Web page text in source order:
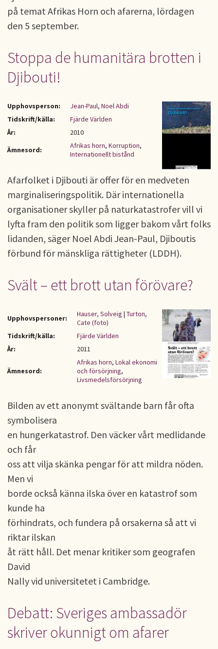
på temat Afrikas Horn och afarerna, lördagen
den 5 september.
Stoppa de humanitära brotten i
Djibouti!
Upphovsperson:
Jean-Paul, Noel Abdi
Tidskrift/källa:
Fjärde Världen
År:
2010
Ämnesord:
Afrikas horn, Korruption,
Internationellt bistånd
Afarfolket i Djibouti är offer för en medveten
marginaliseringspolitik. Där internationella
organisationer skyller på naturkatastrofer vill vi
lyfta fram den politik som ligger bakom vårt folks
lidanden, säger Noel Abdi Jean-Paul, Djiboutis
förbund för mänskliga rättigheter (LDDH).
Svält – ett brott utan förövare?
Upphovspersoner: Hauser, Solveig | Turton,
Cate (foto)
Tidskrift/källa:
Fjärde Världen
År:
2011
Ämnesord:
Afrikas horn, Lokal ekonomi
och försörjning,
Livsmedelsförsörjning
Bilden av ett anonymt svältande barn får ofta
symbolisera
en hungerkatastrof. Den väcker vårt medlidande
och får
oss att vilja skänka pengar för att mildra nöden.
Men vi
borde också känna ilska över en katastrof som
kunde ha
förhindrats, och fundera på orsakerna så att vi
riktar ilskan
åt rätt håll. Det menar kritiker som geografen
David
Nally vid universitetet i Cambridge.
Debatt: Sveriges ambassadör
skriver okunnigt om afarer